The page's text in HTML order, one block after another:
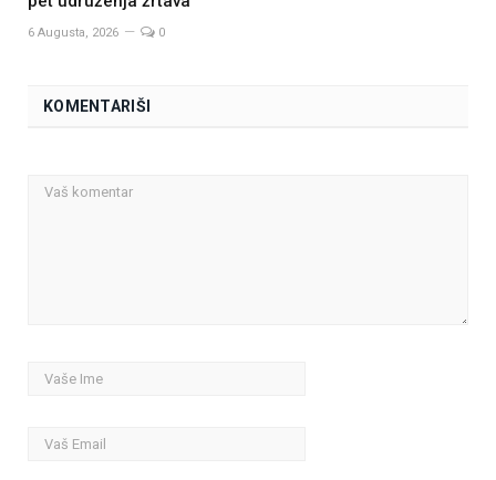
6 Augusta, 2026 0
KOMENTARIŠI